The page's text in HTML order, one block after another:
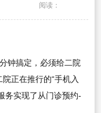
阅读：
钟搞定，必须给二院
正在推行的“手机入
务实现了从门诊预约-